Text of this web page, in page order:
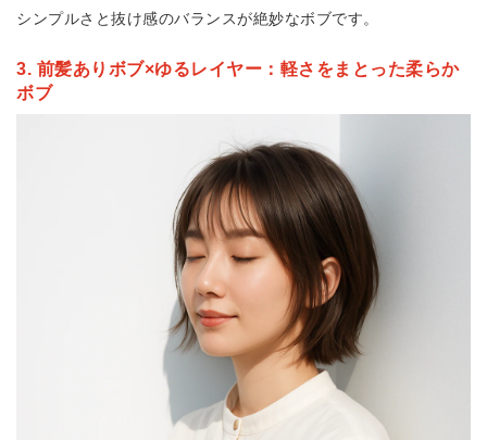
シンプルさと抜け感のバランスが絶妙なボブです。
3. 前髪ありボブ×ゆるレイヤー：軽さをまとった柔らか
ボブ